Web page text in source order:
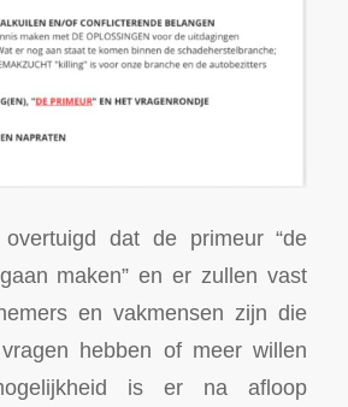
dat de primeur “de
maken” en er zullen vast
en vakmensen zijn die
hebben of meer willen
is er na afloop